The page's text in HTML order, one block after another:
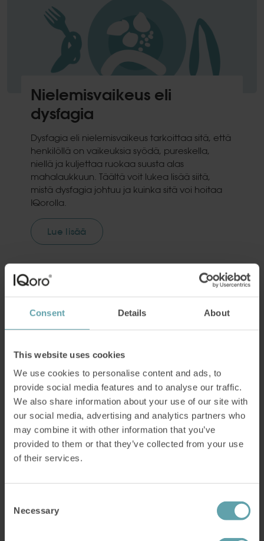
Consent Details About
This website uses cookies
We use cookies to personalise content and ads, to
provide social media features and to analyse our traffic.
We also share information about your use of our site with
our social media, advertising and analytics partners who
may combine it with other information that you’ve
provided to them or that they’ve collected from your use
of their services.
Selection
Necessary
Nielemisvaikeus eli
dysfagia
Dysfagia eli nielemisvaikeus tarkoittaa sitä, että
henkilöllä on vaikeuksia syödä, pureskella,
niellä ja kuljettaa ruokaa suusta alas
mahalaukkuun. Täältä voit lukea lisää siitä,
mistä dysfagia johtuu ja kuinka sitä voi hoitaa
IQorolla.
Lue lisää
Aivohalvaus – kansantauti
Aivohalvaus on yksi maailman yleisimmistä
kansantaudeista, ja sen voi saada minkä
ikäisenä tahansa: niin vastasyntyneenä kuin
aivohalvaus tapahtuu, miten
halvauskohtauksen voi todeta nopeasti, mitä
ongelmia aivohalvauksen jälkeen voi tulla ja